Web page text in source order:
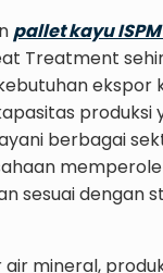
pallet kayu ISPM
Treatment
ekspor
produksi
berbagai
sesuai dengan
air mineral,